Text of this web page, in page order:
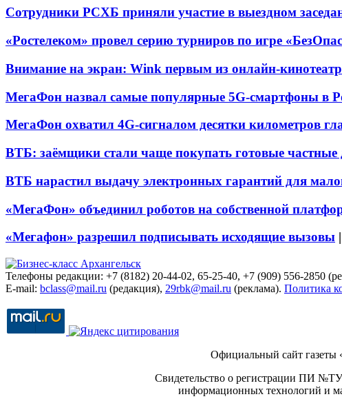
Сотрудники РСХБ приняли участие в выездном
«Ростелеком» провел серию турниров по игре
Внимание на экран: Wink первым из онлайн-
МегаФон назвал самые популярные 5G-смартфоны в
МегаФон охватил 4G-сигналом десятки километров
ВТБ: заёмщики стали чаще покупать готовые частные
ВТБ нарастил выдачу электронных гарантий для
«МегаФон» объединил роботов на собственной
«Мегафон» разрешил подписывать исходящие вызовы |
Телефоны редакции: +7 (8182) 20-44-02, 65-25-40, +7 (909) 556-2850
E-mail: bclass@mail.ru (редакция), 29rbk@mail.ru (реклама). Политика
Официальный сайт
Свидетельство о регистрации ПИ
информационных технологий и